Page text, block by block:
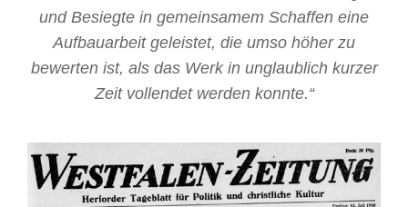
und Besiegte in gemeinsamem Schaffen eine
Aufbauarbeit geleistet, die umso höher zu
bewerten ist, als das Werk in unglaublich kurzer
Zeit vollendet werden konnte.“